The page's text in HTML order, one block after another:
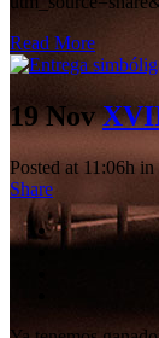
Read More
19 Nov
Posted at 11:06h in
Share